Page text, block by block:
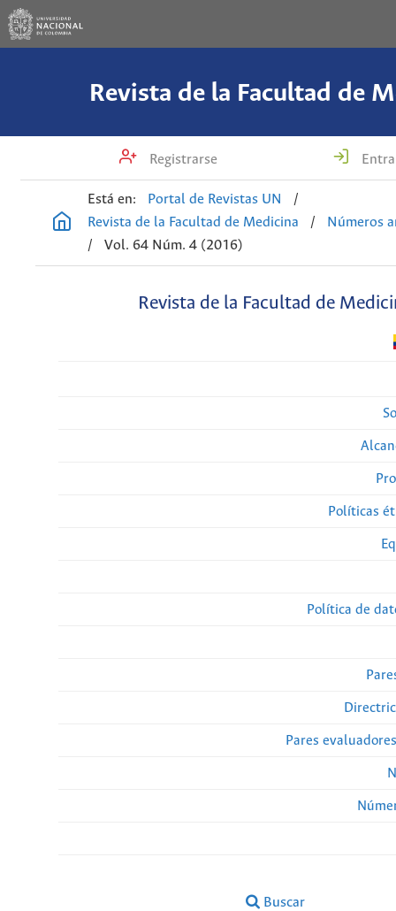
Revista de la Facultad de
Registrarse
Está en: Portal de Revistas UN
/
Revista de la Facultad de Medicina
/
Números
/
Vol. 64 Núm. 4 (2016)
Revista de la Facultad de
Políticas
Política de
Pares
Buscar